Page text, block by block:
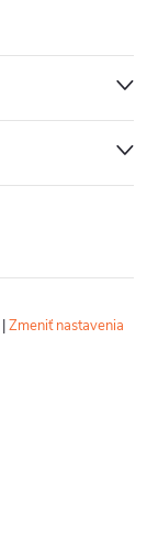
|Zmeniť nastavenia